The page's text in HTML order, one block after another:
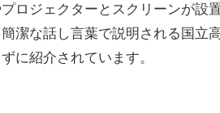
ロジェクターとスクリーンが設
潔な話し言葉で説明される国立
に紹介されています。